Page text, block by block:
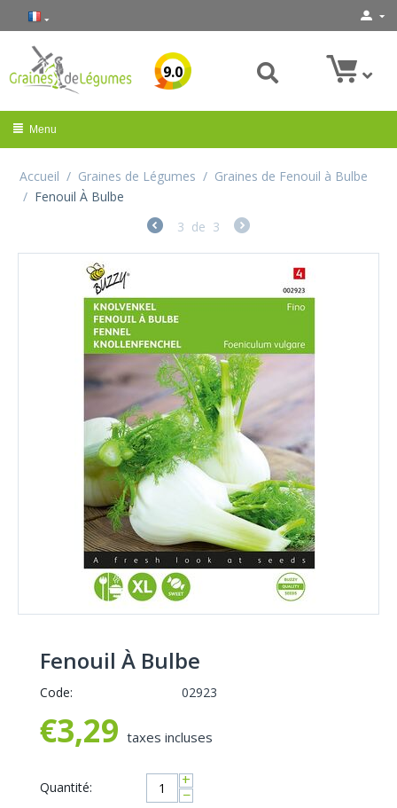
9.0
Menu
Accueil / Graines de Légumes / Graines de Fenouil à Bulbe
/ Fenouil À Bulbe
3 de 3
Fenouil À Bulbe
Code: 02923
€3,29 taxes incluses
Quantité: +
−